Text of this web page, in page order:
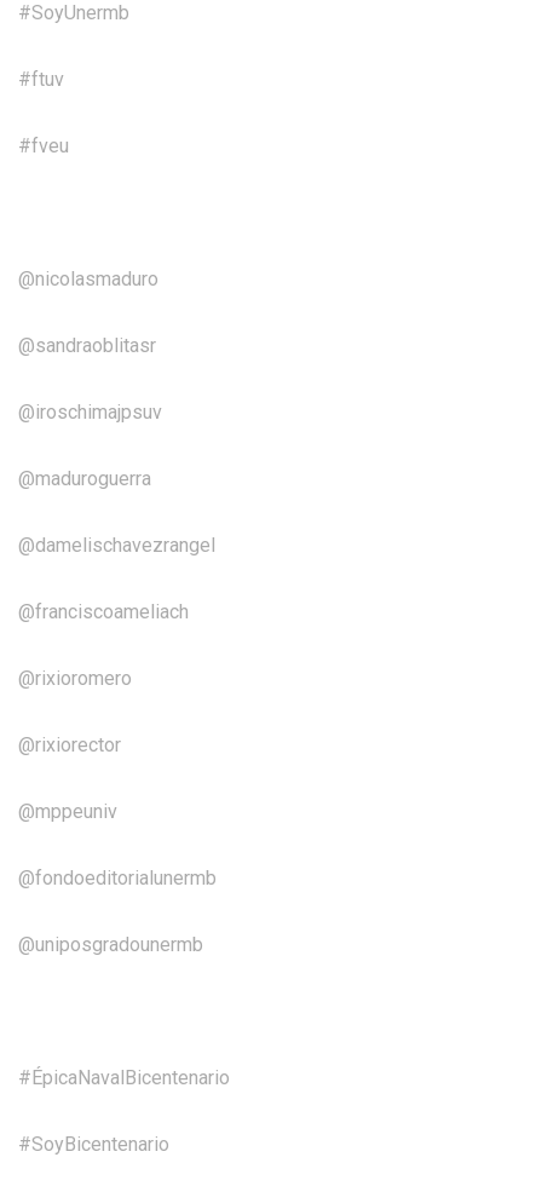
#SoyUnermb
#ftuv
#fveu
@nicolasmaduro
@sandraoblitasr
@iroschimajpsuv
@maduroguerra
@damelischavezrangel
@franciscoameliach
@rixioromero
@rixiorector
@mppeuniv
@fondoeditorialunermb
@uniposgradounermb
#ÉpicaNavalBicentenario
#SoyBicentenario